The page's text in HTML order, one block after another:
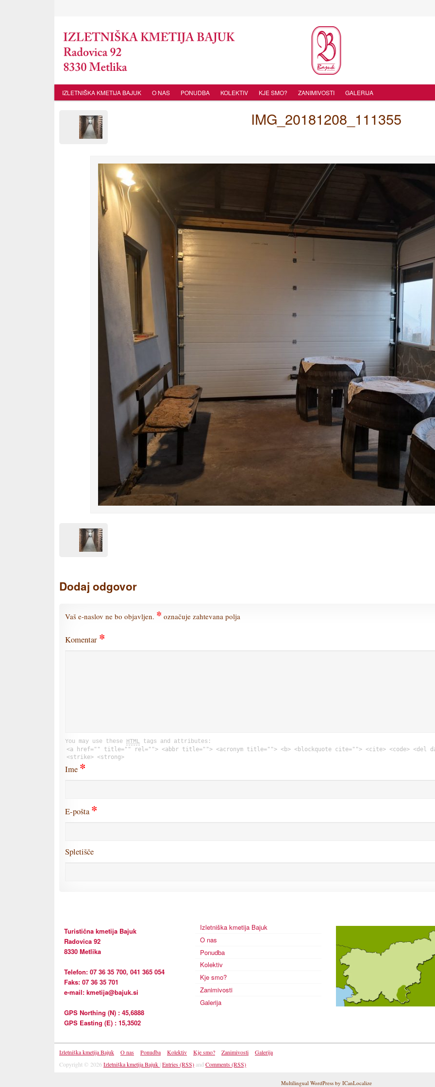
IZLETNIŠKA KMETIJA BAJUK O NAS PONUDBA KOLEKTIV KJE SMO? ZANIMIVOSTI GALERIJA
IMG_20181208_111355
Dodaj odgovor
Vaš e-naslov ne bo objavljen. * označuje zahtevana polja
Komentar *
You may use these HTML tags and attributes:
<a href="" title="" rel=""> <abbr title=""> <acronym title=""> <b> <blockquote cite=""> <cite> <code> <del
<strike> <strong>
Ime *
E-pošta *
Spletišče
Turistična kmetija Bajuk
Radovica 92
8330 Metlika
Telefon: 07 36 35 700, 041 365 054
Faks: 07 36 35 701
e-mail: kmetija@bajuk.si
GPS Northing (N) : 45,6888
GPS Easting (E) : 15,3502
Izletniška kmetija Bajuk
O nas
Ponudba
Kolektiv
Kje smo?
Zanimivosti
Galerija
Izletniška kmetija Bajuk O nas Ponudba Kolektiv Kje smo? Zanimivosti Galerija
Copyright © 2026Izletniška kmetija Bajuk |Entries (RSS) and Comments (RSS)
Multilingual WordPressby ICanLocalize